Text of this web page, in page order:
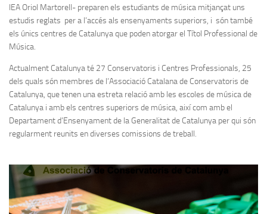
IEA Oriol Martorell- preparen els estudiants de música mitjançat uns
estudis reglats per a l’accés als ensenyaments superiors, i són també
els únics centres de Catalunya que poden atorgar el Títol Professional de
Música.
Actualment Catalunya té 27 Conservatoris i Centres Professionals, 25
dels quals són membres de l’Associació Catalana de Conservatoris de
Catalunya, que tenen una estreta relació amb les escoles de música de
Catalunya i amb els centres superiors de música, així com amb el
Departament d’Ensenyament de la Generalitat de Catalunya per qui són
regularment reunits en diverses comissions de treball.